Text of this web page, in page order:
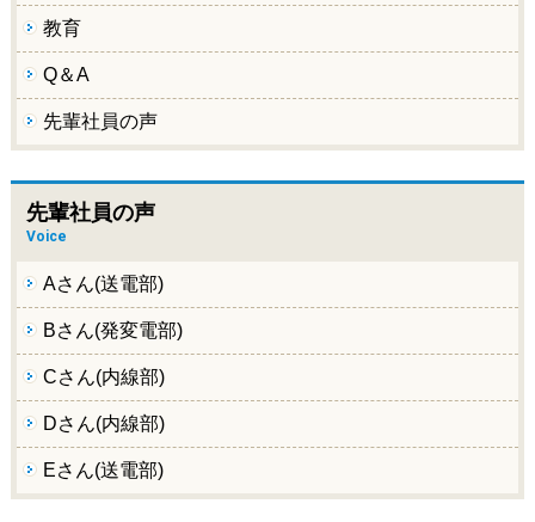
教育
Q＆A
先輩社員の声
先輩社員の声
Voice
Aさん(送電部)
Bさん(発変電部)
Cさん(内線部)
Dさん(内線部)
Eさん(送電部)